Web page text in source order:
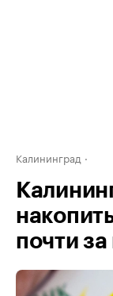
Калининград
почти